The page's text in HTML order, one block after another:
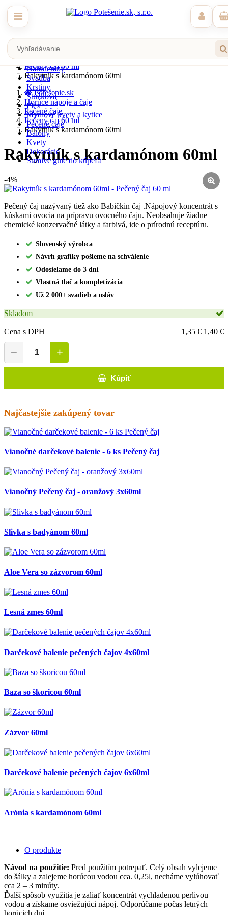
Zobraziť katalóg
Potešenie.sk
Horúce nápoje a čaje
Pečené čaje
Pečený čaj 60 ml
Rakytník s kardamónom 60ml
Veľká noc
Narodeniny
Svadba
Krstiny
Stužková
Ples
Mydlové kvety a kytice
Pečené čaje
Balóny
Kvety
Dekorácie
Šumivé gule do kúpeľa
Potešenie.sk
Horúce nápoje a čaje
Pečené čaje
Pečený čaj 60 ml
Rakytník s kardamónom 60ml
Rakytník s kardamónom 60ml
-4%
Pečený čaj nazývaný tiež ako Babičkin čaj .Nápojový koncentrát s
kúskami ovocia na prípravu ovocného čaju. Neobsahuje žiadne
chemické konzervačné látky a farbivá, ide o prírodnú receptúru.
Slovenský výrobca
Návrh grafiky pošleme na schválenie
Odosielame do 3 dní
Vlastná tlač a kompletizácia
Už 2 000+ svadieb a osláv
Skladom
Cena s DPH 1,35 € 1,40 €
− +
Kúpiť
Najčastejšie zakúpený tovar
Vianočné darčekové balenie - 6 ks Pečený čaj
Vianočný Pečený čaj - oranžový 3x60ml
Slivka s badyánom 60ml
Aloe Vera so zázvorom 60ml
Lesná zmes 60ml
Darčekové balenie pečených čajov 4x60ml
Baza so škoricou 60ml
Zázvor 60ml
Darčekové balenie pečených čajov 6x60ml
Arónia s kardamónom 60ml
O produkte
Návod na použitie: Pred použitím potrepať. Celý obsah vylejeme
do šálky a zalejeme horúcou vodou cca. 0,25l, necháme vylúhovať
cca 2 – 3 minúty.
Ďalší spôsob využitia je zaliať koncentrát vychladenou perlivou
vodou a získame osviežujúci nápoj. Odporúčame počas letných
horúcich dní.